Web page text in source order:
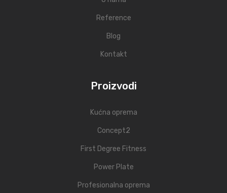
Reference
Blog
Kontakt
Proizvodi
Kućna oprema
Concept2
First Degree Fitness
Power Plate
Profesionalna oprema